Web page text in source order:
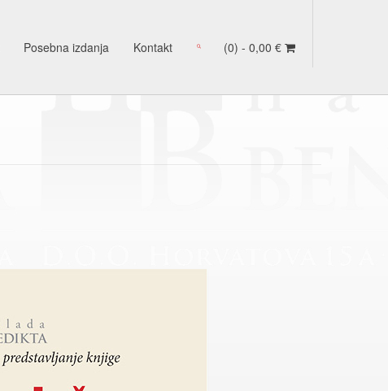
(0) - 0,00 €
Posebna izdanja Kontakt